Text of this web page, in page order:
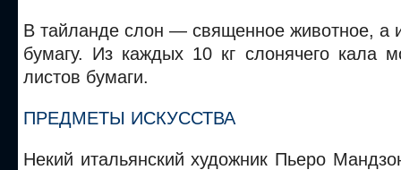
В тайланде слон — священное животное, а
бумагу. Из каждых 10 кг слонячего кала
листов бумаги.
ПРЕДМЕТЫ ИСКУССТВА
Некий итальянский художник Пьеро